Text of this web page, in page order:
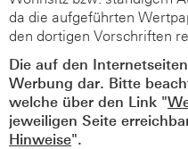
da die aufgeführten
den dortigen Vorschriften
Die auf den
Werbung dar. Bitte
welche über den Link "
jeweiligen Seite
Hinweise".